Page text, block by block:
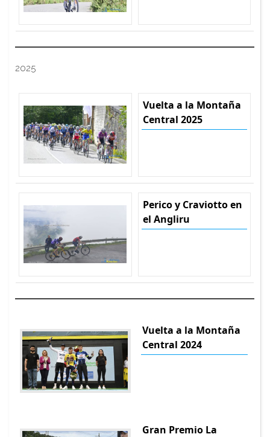
2025
Vuelta a la Montaña
Central 2025
Perico y Craviotto en
el Angliru
Vuelta a la Montaña
Central 2024
Gran Premio La